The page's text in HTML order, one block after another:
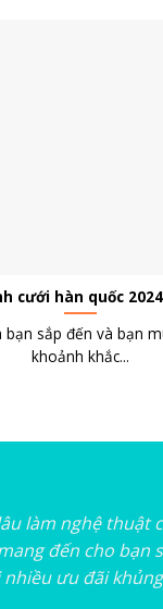
cưới hàn quốc
bạn sắp đến và bạn
khoảnh khắc...
làm nghệ thuật
đến cho bạn
nhiều ưu đãi